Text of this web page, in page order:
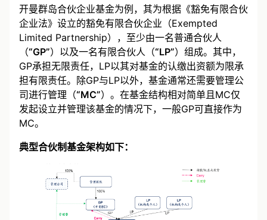
资基金（PE/VC基金）常见的基金组织架构，以典型的
开曼群岛合伙企业基金为例，其为根据《豁免有限合伙
企业法》设立的豁免有限合伙企业（Exempted
Limited Partnership），至少由一名普通合伙人
（“GP”）以及一名有限合伙人（“LP”）组成。其中，
GP承担无限责任，LP以其对基金的认缴出资额为限承
担有限责任。除GP与LP以外，基金通常还需要管理公
司进行管理（“MC”）。在基金结构相对简单且MC仅
发起设立并管理该基金的情况下，一般GP可直接作为